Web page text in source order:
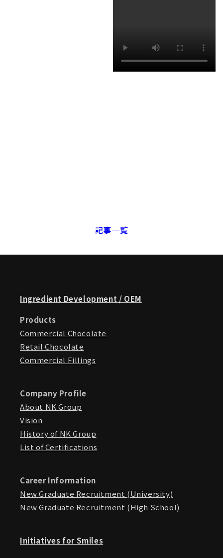
記事一覧
Ingredient Development / OEM
Products
Commercial Chocolate
Retail Chocolate
Commercial Fillings
Company Profile
About NK Group
Vision
History of NK Group
List of Certifications
Career Information
New Graduate Recruitment (University)
New Graduate Recruitment (High School)
Initiatives for Smiles